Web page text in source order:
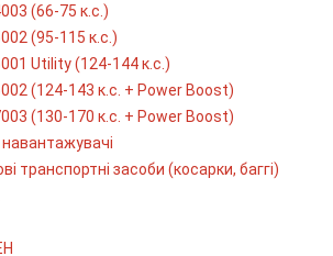
(66-75 к.с.)
(95-115 к.с.)
Utility (124-144 к.с.)
(124-143 к.с. + Power Boost)
(130-170 к.с. + Power Boost)
транспортні засоби (косарки, баггі)